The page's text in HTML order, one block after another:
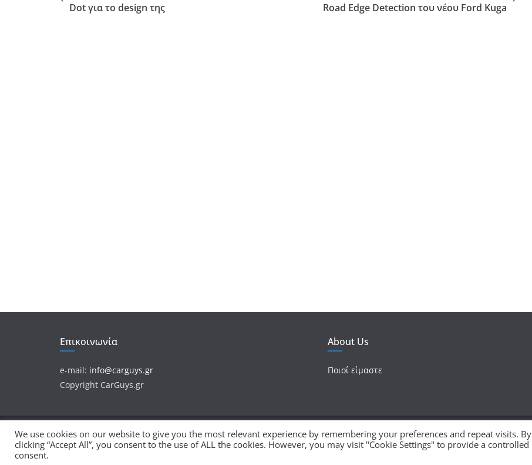
Dot για το design της
Road Edge Detection του νέου Ford Kuga
Επικοινωνία
e-mail: info@carguys.gr
Copyright CarGuys.gr
About Us
Ποιοί είμαστε
Πνευματικά Δικαιώματα © 2026 CarGuys. Τα πνευματικά δικαιώματα προστατεύονται.
Θέμα:ColorMagαπό ThemeGrill. Κατασκευασμένο μεWordPress.
We use cookies on our website to give you the most relevant experience by remembering your preferences and repeat visits. By
clicking “Accept All”, you consent to the use of ALL the cookies. However, you may visit "Cookie Settings" to provide a controlled
consent.